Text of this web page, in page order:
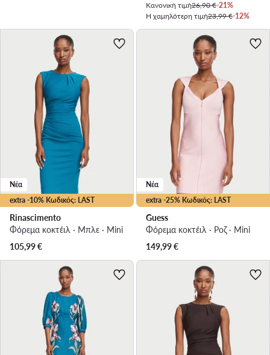
Κανονική τιμή26,90 €-21%
Η χαμηλότερη τιμή23,99 €-12%
extra -10% Κωδικός: LAST
Νέα
Rinascimento
Φόρεμα κοκτέιλ · Μπλε · Mini
105,99€
extra -25% Κωδικός: LAST
Νέα
Guess
Φόρεμα κοκτέιλ · Ροζ · Mini
149,99€